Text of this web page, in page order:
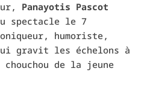
Panayotis Pascot
spectacle le 7
humoriste,
gravit les échelons à
de la jeune